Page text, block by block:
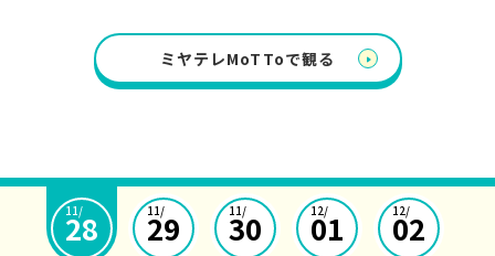
11/
28 11/
29 11/
30 12/
01 12/
02
ミヤテレMoTToで観る